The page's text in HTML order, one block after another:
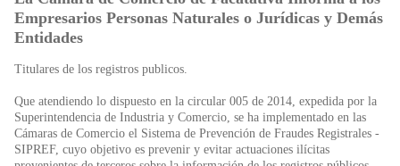
Empresarios Personas Naturales o Jurídicas y Demás
Entidades
Titulares de los registros publicos.
Que atendiendo lo dispuesto en la circular 005 de 2014, expedida por la
Superintendencia de Industria y Comercio, se ha implementado en las
Cámaras de Comercio el Sistema de Prevención de Fraudes Registrales -
SIPREF, cuyo objetivo es prevenir y evitar actuaciones ilícitas